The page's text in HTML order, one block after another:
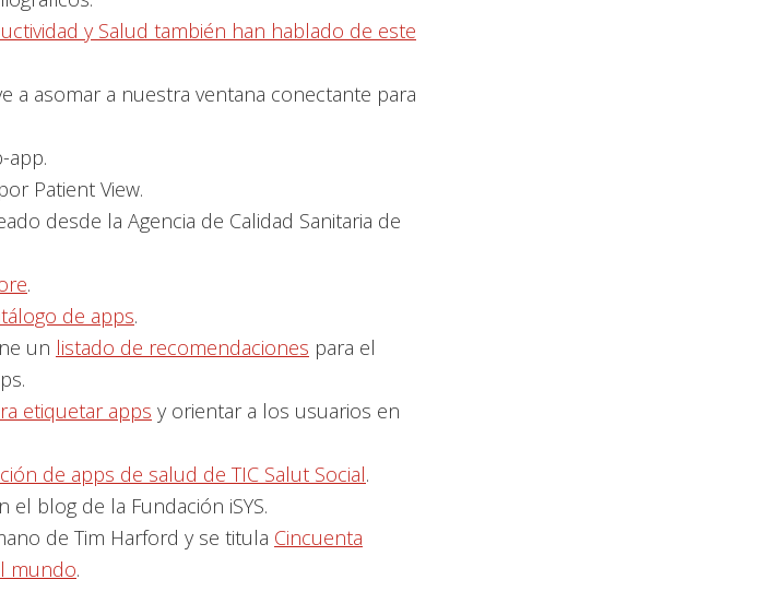
y Salud también han hablado de este
a asomar a nuestra ventana conectante para
app.
Patient View.
desde la Agencia de Calidad Sanitaria de
.
de apps.
un listado de recomendaciones para el
etiquetar apps y orientar a los usuarios en
de apps de salud de TIC Salut Social.
el blog de la Fundación iSYS.
de Tim Harford y se titula Cincuenta
mundo.